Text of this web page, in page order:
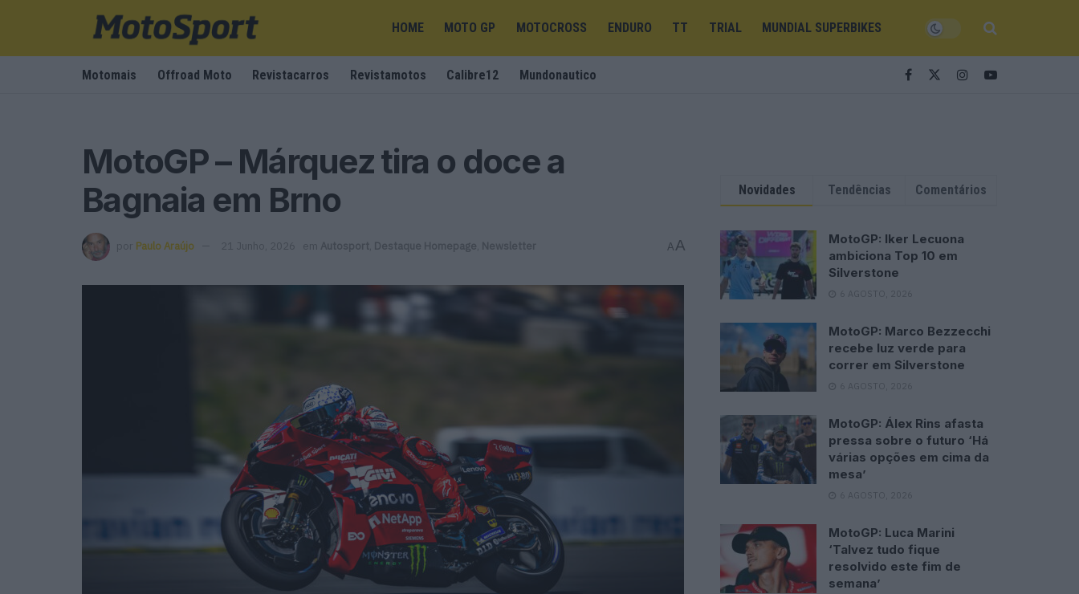
HOME MOTO GP MOTOCROSS ENDURO TT TRIAL MUNDIAL SUPERBIKES
Motomais Offroad Moto Revistacarros Revistamotos Calibre12 Mundonautico
MotoGP – Márquez tira o doce a
Bagnaia em Brno
por Paulo Araújo 21 Junho, 2026 em Autosport Destaque Homepage Newsletter AA
Novidades Tendências Comentários
MotoGP: Iker Lecuona
ambiciona Top 10 em
Silverstone
6 AGOSTO, 2026
MotoGP: Marco Bezzecchi
recebe luz verde para
correr em Silverstone
6 AGOSTO, 2026
MotoGP: Álex Rins afasta
pressa sobre o futuro ‘Há
várias opções em cima da
mesa’
6 AGOSTO, 2026
MotoGP: Luca Marini
‘Talvez tudo fique
resolvido este fim de
semana’